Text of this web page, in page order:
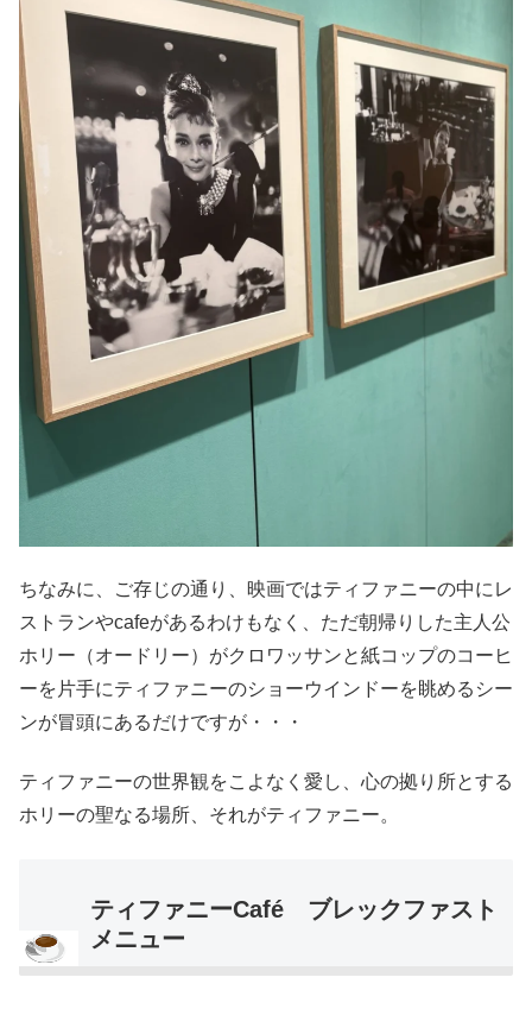
ちなみに、ご存じの通り、映画ではティファニーの中にレ
ストランやcafeがあるわけもなく、ただ朝帰りした主人公
ホリー（オードリー）がクロワッサンと紙コップのコーヒ
ーを片手にティファニーのショーウインドーを眺めるシー
ンが冒頭にあるだけですが・・・
ティファニーの世界観をこよなく愛し、心の拠り所とする
ホリーの聖なる場所、それがティファニー。
ティファニーCafé ブレックファスト
メニュー